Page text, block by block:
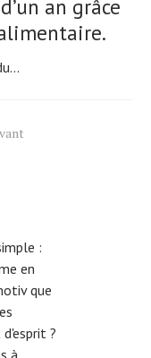
an grâce
:
en
que
?
à